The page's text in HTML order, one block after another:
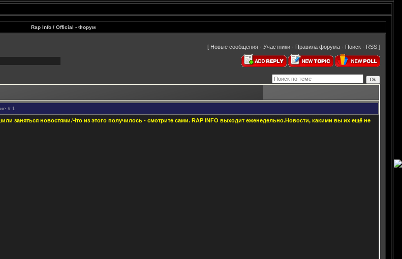
Rap Info / Official - Форум
[ Новые сообщения · Участники · Правила форума · Поиск · RSS ]
# 1
заняться новостями.Что из этого получилось - смотрите сами. RAP INFO выходит еженедельно.Новости, какими вы их ещё не